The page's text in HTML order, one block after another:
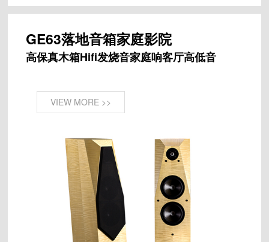
GE63落地音箱家庭影院
高保真木箱Hifi发烧音家庭响客厅高低音
VIEW MORE >>